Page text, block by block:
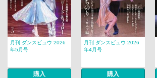
月刊 ダンスビュウ 2026
年5月号
購入
月刊 ダンスビュウ 2026
年4月号
購入